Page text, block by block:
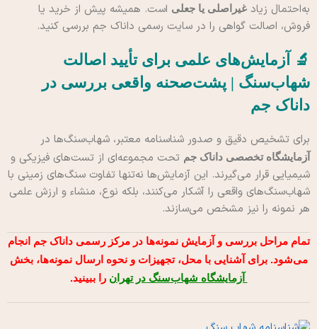
به‌احتمال زیاد غیراصلی یا جعلی است. همیشه پیش از خرید یا
فروش، اصالت گواهی را در سایت رسمی داناک جم بررسی کنید.
🔬 آزمایش‌های علمی برای تأیید اصالت
شهاب‌سنگ | پشت‌صحنه واقعی بررسی در
داناک جم
برای تشخیص دقیق و صدور شناسنامه معتبر، شهاب‌سنگ‌ها در
آزمایشگاه تخصصی داناک جم تحت مجموعه‌ای از تست‌های فیزیکی و
شیمیایی قرار می‌گیرند. این آزمایش‌ها نه‌تنها تفاوت سنگ‌های زمینی با
شهاب‌سنگ‌های واقعی را آشکار می‌کنند، بلکه نوع، منشاء و ارزش علمی
هر نمونه را نیز مشخص می‌سازند.
تمام مراحل بررسی و آزمایش نمونه‌ها در مرکز رسمی داناک جم انجام
می‌شود. برای آشنایی با محل، تجهیزات و نحوه ارسال نمونه‌ها، بخش
آزمایشگاه شهاب‌سنگ در تهران را ببینید.